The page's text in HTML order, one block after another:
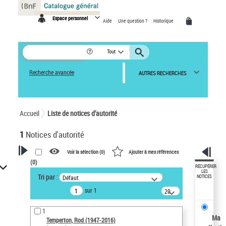
Espace personnel Aide Une question ? Historique
Tout
Recherche avancée AUTRES RECHERCHES
Accueil Liste de notices d’autorité
1 Notices d'autorité
VOTRE RECHERCHE
Recherche avancée dans les
notices d’autorité
Œuvres liées à l'auteur :
Temperton, Rod (1947-2016)
Voir la sélection (0) Ajouter à mes références
(0)
Tri par : Défaut
sur 1
20
résultats/page
1
Temperton, Rod (1947-2016)
RÉCUPÉRER
LES
NOTICES
Ma
Panneau de gestion des cookies